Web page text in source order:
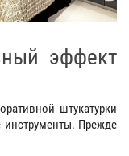
эффект
штукатурки
инструменты. Прежде